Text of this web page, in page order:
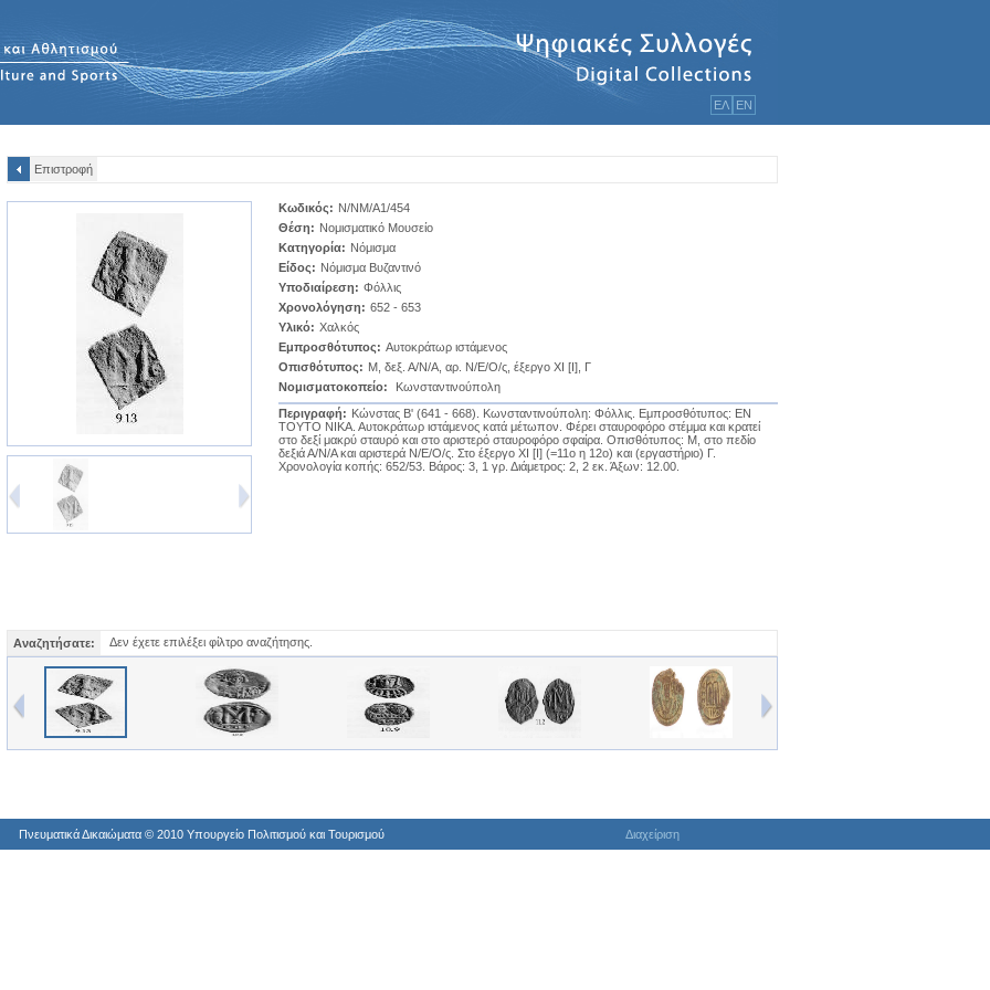
ΕΛ ΕΝ
Επιστροφή
Κωδικός: Ν/ΝΜ/A1/454
Θέση: Νομισματικό Μουσείο
Κατηγορία: Νόμισμα
Είδος: Νόμισμα Βυζαντινό
Υποδιαίρεση: Φόλλις
Χρονολόγηση: 652 - 653
Υλικό: Χαλκός
Εμπροσθότυπος: Αυτοκράτωρ ιστάμενος
Οπισθότυπος: Μ, δεξ. Α/Ν/Α, αρ. Ν/Ε/Ο/ς, έξεργο ΧΙ [Ι], Γ
Νομισματοκοπείο:
Κωνσταντινούπολη
Περιγραφή: Κώνστας Β' (641 - 668). Κωνσταντινούπολη: Φόλλις. Εμπροσθότυπος: ΕΝ
ΤΟΥΤΟ ΝΙΚΑ. Αυτοκράτωρ ιστάμενος κατά μέτωπον. Φέρει σταυροφόρο στέμμα και κρατεί
στο δεξί μακρύ σταυρό και στο αριστερό σταυροφόρο σφαίρα. Οπισθότυπος: Μ, στο πεδίο
δεξιά Α/Ν/Α και αριστερά Ν/Ε/Ο/ς. Στο έξεργο ΧΙ [Ι] (=11ο η 12ο) και (εργαστήριο) Γ.
Χρονολογία κοπής: 652/53. Βάρος: 3, 1 γρ. Διάμετρος: 2, 2 εκ. Άξων: 12.00.
Αναζητήσατε: Δεν έχετε επιλέξει φίλτρο αναζήτησης.
Πνευματικά Δικαιώματα © 2010 Yπουργείο Πολιτισμού και Τουρισμού Διαχείριση